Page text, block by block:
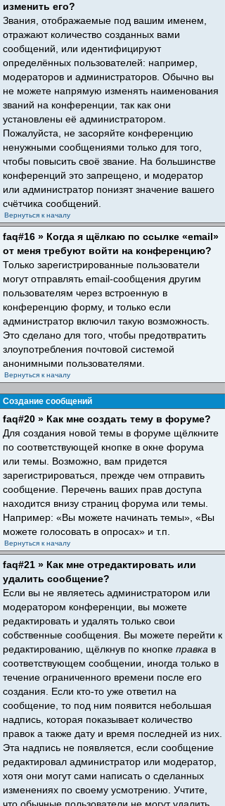
изменить его?
Звания, отображаемые под вашим именем,
отражают количество созданных вами
сообщений, или идентифицируют
определённых пользователей: например,
модераторов и администраторов. Обычно вы
не можете напрямую изменять наименования
званий на конференции, так как они
установлены её администратором.
Пожалуйста, не засоряйте конференцию
ненужными сообщениями только для того,
чтобы повысить своё звание. На большинстве
конференций это запрещено, и модератор
или администратор понизят значение вашего
счётчика сообщений.
Вернуться к началу
faq#16 » Когда я щёлкаю по ссылке «email»
от меня требуют войти на конференцию?
Только зарегистрированные пользователи
могут отправлять email-сообщения другим
пользователям через встроенную в
конференцию форму, и только если
администратор включил такую возможность.
Это сделано для того, чтобы предотвратить
злоупотребления почтовой системой
анонимными пользователями.
Вернуться к началу
Создание сообщений
faq#20 » Как мне создать тему в форуме?
Для создания новой темы в форуме щёлкните
по соответствующей кнопке в окне форума
или темы. Возможно, вам придется
зарегистрироваться, прежде чем отправить
сообщение. Перечень ваших прав доступа
находится внизу страниц форума или темы.
Например: «Вы можете начинать темы», «Вы
можете голосовать в опросах» и т.п.
Вернуться к началу
faq#21 » Как мне отредактировать или
удалить сообщение?
Если вы не являетесь администратором или
модератором конференции, вы можете
редактировать и удалять только свои
собственные сообщения. Вы можете перейти к
редактированию, щёлкнув по кнопке правка в
соответствующем сообщении, иногда только в
течение ограниченного времени после его
создания. Если кто-то уже ответил на
сообщение, то под ним появится небольшая
надпись, которая показывает количество
правок а также дату и время последней из них.
Эта надпись не появляется, если сообщение
редактировал администратор или модератор,
хотя они могут сами написать о сделанных
изменениях по своему усмотрению. Учтите,